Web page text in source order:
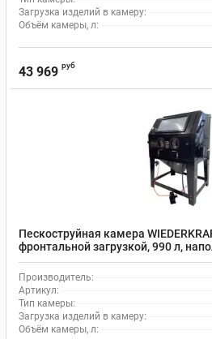
Загрузка изделий в камеру:
Объём камеры, л:
43 969 руб
Пескоструйная камера
фронтальной загрузкой, 990 л,
типа, 1330x1240x1770 мм
Производитель:
Артикул:
Тип камеры:
Загрузка изделий в камеру:
Объём камеры, л: